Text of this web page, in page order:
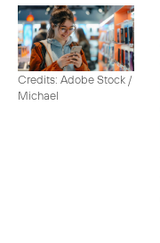
Credits: Adobe Stock /
Michael